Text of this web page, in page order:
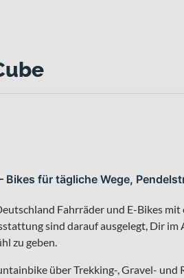
Bikes für tägliche Wege,
Fahrräder und E-Bikes
sind darauf ausgelegt, Dir im
zu geben.
über Trekking-, Gravel- und